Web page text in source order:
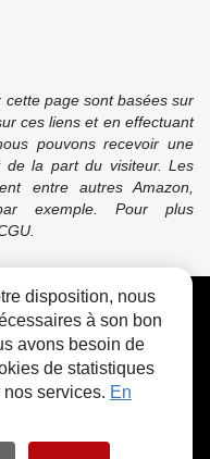
page sont basées sur
ces liens et en effectuant
pouvons recevoir une
de la part du visiteur. Les
entre autres Amazon,
exemple. Pour plus
Cookies
disposition, nous
à son bon
avons besoin de
de statistiques
services. En